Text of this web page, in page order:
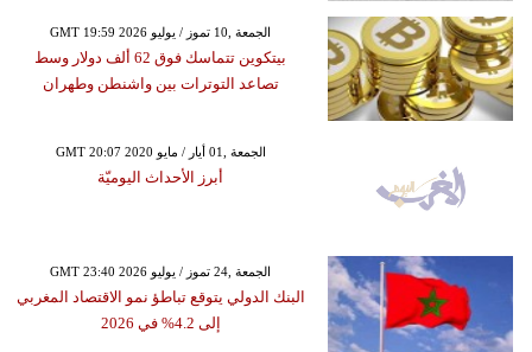
GMT 19:59 2026 الجمعة ,10 تموز / يوليو
بيتكوين تتماسك فوق 62 ألف دولار وسط
تصاعد التوترات بين واشنطن وطهران
GMT 20:07 2020 الجمعة ,01 أيار / مايو
أبرز الأحداث اليوميّة
GMT 23:40 2026 الجمعة ,24 تموز / يوليو
البنك الدولي يتوقع تباطؤ نمو الاقتصاد المغربي
إلى 4.2% في 2026